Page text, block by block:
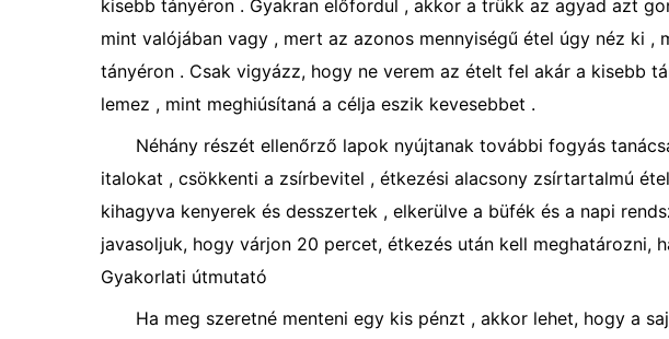
kisebb tányéron . Gyakran előfordul , akkor a trükk az agyad azt
mint valójában vagy , mert az azonos mennyiségű étel úgy néz ki ,
tányéron . Csak vigyázz, hogy ne verem az ételt fel akár a kisebb
lemez , mint meghiúsítaná a célja eszik kevesebbet .
Néhány részét ellenőrző lapok nyújtanak további fogyás
italokat , csökkenti a zsírbevitel , étkezési alacsony zsírtartalmú
kihagyva kenyerek és desszertek , elkerülve a büfék és a napi
javasoljuk, hogy várjon 20 percet, étkezés után kell meghatározni,
Gyakorlati útmutató
Ha meg szeretné menteni egy kis pénzt , akkor lehet, hogy a